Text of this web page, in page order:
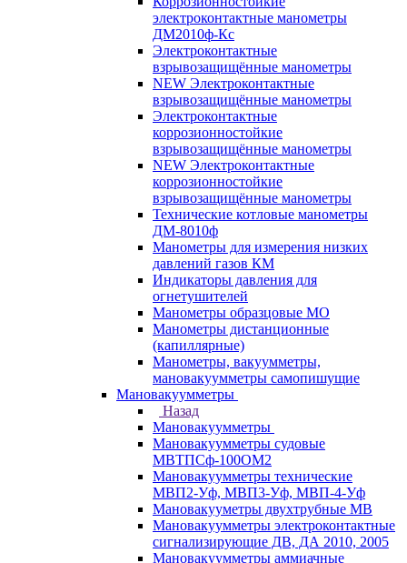
электроконтактные манометры
ДМ2010ф-Кс
Электроконтактные
взрывозащищённые манометры
NEW Электроконтактные
взрывозащищённые манометры
Электроконтактные
коррозионностойкие
взрывозащищённые манометры
NEW Электроконтактные
коррозионностойкие
взрывозащищённые манометры
Технические котловые манометры
ДМ-8010ф
Манометры для измерения низких
давлений газов КМ
Индикаторы давления для
огнетушителей
Манометры образцовые МО
Манометры дистанционные
(капиллярные)
Манометры, вакуумметры,
мановакуумметры самопишущие
Мановакуумметры
Назад
Мановакуумметры
Мановакуумметры судовые
МВТПСф-100ОМ2
Мановакуумметры технические
МВП2-Уф, МВП3-Уф, МВП-4-Уф
Мановакууметры двухтрубные МВ
Мановакуумметры электроконтактные
сигнализирующие ДВ, ДА 2010, 2005
Мановакуумметры аммиачные